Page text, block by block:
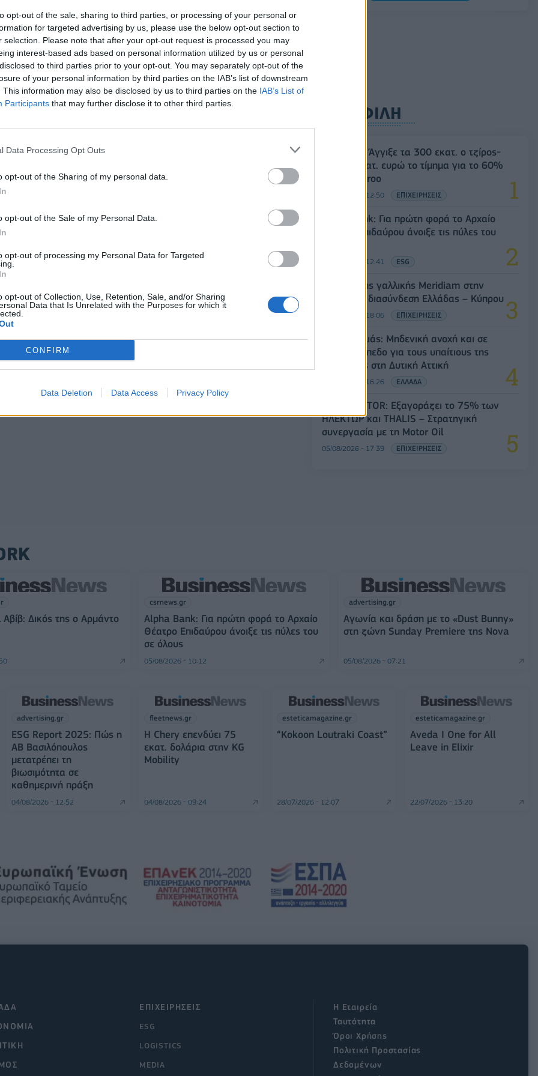
opt-out of the sale, sharing to third parties, or processing of your personal or
for targeted advertising by us, please use the below opt-out section to
selection. Please note that after your opt-out request is processed you may
interest-based ads based on personal information utilized by us or personal
to third parties prior to your opt-out. You may separately opt-out of the
of your personal information by third parties on the IAB’s list of downstream
This information may also be disclosed by us to third parties on the IAB’s List of
Participants that may further disclose it to other third parties.
Data Processing Opt Outs
opt-out of the Sharing of my personal data.
opt-out of the Sale of my Personal Data.
opt-out of processing my Personal Data for Targeted
opt-out of Collection, Use, Retention, Sale, and/or Sharing
Data that Is Unrelated with the Purposes for which it
CONFIRM
Data Deletion Data Access Privacy Policy
το Τέλος Ταξινόμησης
19/05/2020 - 14:21
ΑΥΤΟΚΙΝΗΤΟ
06/12/2018 - 02:00
νομοσχέδιο
εισαγόμενα
αυτοκίνητα
βάζει τέλος στα εισαγόμενα
μεταχειρισμένα αυτοκίνητα
1 2 Επόμενο Τέλος
ΔΗΜΟΦΙΛΗ
Evergood: Άγγιξε τα 300 εκατ. ο τζίρος-
Στα 10 εκατ. ευρώ το τίμημα για το 60%
του Jackaroo
05/08/2026 - 12:50 ΕΠΙΧΕΙΡΗΣΕΙΣ
Alpha Bank: Για πρώτη φορά το Αρχαίο
Θέατρο Επιδαύρου άνοιξε τις πύλες του
05/08/2026 - 12:41 ESG
Είσοδος της γαλλικής Meridiam στην
ηλεκτρική διασύνδεση Ελλάδας – Κύπρου
05/08/2026 - 18:06 ΕΠΙΧΕΙΡΗΣΕΙΣ
Ν. Χαρδαλιάς: Μηδενική ανοχή και σε
νομικό επίπεδο για τους υπαίτιους της
πυρκαγιάς στη Δυτική Αττική
05/08/2026 - 16:26 ΕΛΛΑΔΑ
Όμιλος AKTOR: Εξαγοράζει το 75% των
ΗΛΕΚΤΩΡ και THALIS – Στρατηγική
συνεργασία με τη Motor Oil
05/08/2026 - 17:39 ΕΠΙΧΕΙΡΗΣΕΙΣ
Δικός της ο Αρμάντο
csrnews.gr
Alpha Bank: Για πρώτη φορά το Αρχαίο
Θέατρο Επιδαύρου άνοιξε τις πύλες του
σε όλους
05/08/2026 - 10:12
advertising.gr
Αγωνία και δράση με το «Dust Bunny»
στη ζώνη Sunday Premiere της Nova
05/08/2026 - 07:21
advertising.gr
ESG Report 2025: Πώς η
ΑΒ Βασιλόπουλος
μετατρέπει τη
βιωσιμότητα σε
καθημερινή πράξη
04/08/2026 - 12:52
fleetnews.gr
Η Chery επενδύει 75
εκατ. δολάρια στην KG
Mobility
04/08/2026 - 09:24
esteticamagazine.gr
“Kokoon Loutraki Coast”
28/07/2026 - 12:07
esteticamagazine.gr
Aveda I One for All
Leave in Elixir
22/07/2026 - 13:20
ΕΠΙΧΕΙΡΗΣΕΙΣ
ESG
LOGISTICS
MEDIA
Η Εταιρεία
Ταυτότητα
Όροι Χρήσης
Πολιτική Προστασίας
Δεδομένων